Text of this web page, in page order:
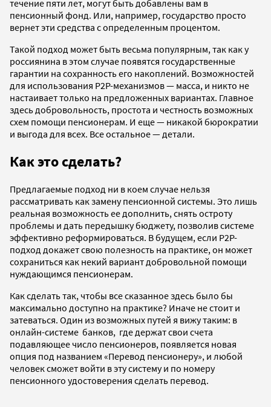
течение пяти лет, могут быть добавлены вам в
пенсионный фонд. Или, например, государство просто
вернет эти средства с определенным процентом.
Такой подход может быть весьма популярным, так как у
россиянина в этом случае появятся государственные
гарантии на сохранность его накоплений. Возможностей
для использования P2P-механизмов — масса, и никто не
настаивает только на предложенных вариантах. Главное
здесь добровольность, простота и честность возможных
схем помощи пенсионерам. И еще — никакой бюрократии
и выгода для всех. Все остальное — детали.
Как это сделать?
Предлагаемые подход ни в коем случае нельзя
рассматривать как замену пенсионной системы. Это лишь
реальная возможность ее дополнить, снять остроту
проблемы и дать передышку бюджету, позволив системе
эффективно реформироваться. В будущем, если P2P-
подход докажет свою полезность на практике, он может
сохраниться как некий вариант добровольной помощи
нуждающимся пенсионерам.
Как сделать так, чтобы все сказанное здесь было бы
максимально доступно на практике? Иначе не стоит и
затеваться. Один из возможных путей я вижу таким: в
онлайн-системе банков, где держат свои счета
подавляющее число пенсионеров, появляется новая
опция под названием «Перевод пенсионеру», и любой
человек сможет войти в эту систему и по номеру
пенсионного удостоверения сделать перевод.